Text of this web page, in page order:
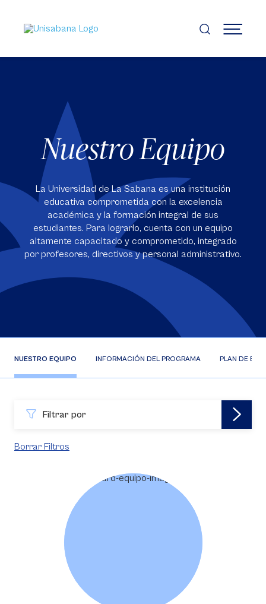
contenido
principal
MENÚ
Nuestro Equipo
La Universidad de La Sabana es una institución
educativa comprometida con la excelencia
académica y la formación integral de sus
estudiantes. Para lograrlo, cuenta con un equipo
altamente capacitado y comprometido, integrado
por profesores, directivos y personal administrativo.
NUESTRO EQUIPO INFORMACIÓN DEL PROGRAMA PLAN DE
Filtrar por
Borrar Filtros